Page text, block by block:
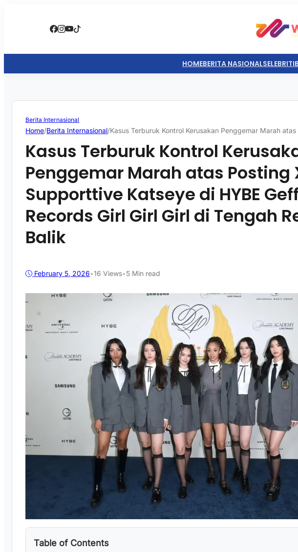
HOMEBERITA NASIONALSELEBRITI
Berita Internasional
Home/Berita Internasional/Kasus Terburuk Kontrol Kerusakan Penggemar Marah
Kasus Terburuk Kontrol
Penggemar Marah atas Posting
Supporttive Katseye di HYBE
Records Girl Girl Girl di Tengah
Balik
February 5, 2026•16 Views•5 Min read
Table of Contents